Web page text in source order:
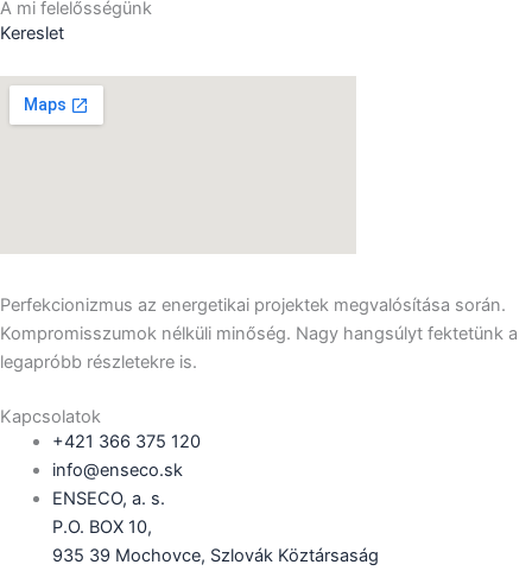
A mi felelősségünk
Kereslet
Perfekcionizmus az energetikai projektek megvalósítása során.
Kompromisszumok nélküli minőség. Nagy hangsúlyt fektetünk a
legapróbb részletekre is.
Kapcsolatok
+421 366 375 120
info@enseco.sk
ENSECO, a. s.
P.O. BOX 10,
935 39 Mochovce, Szlovák Köztársaság